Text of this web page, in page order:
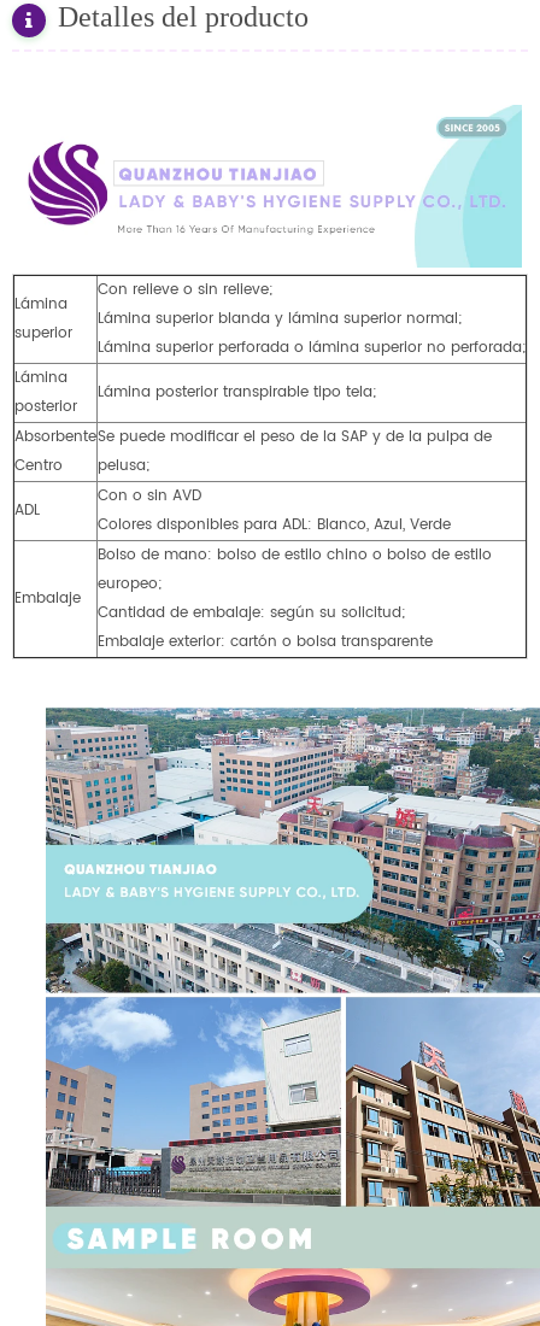
Detalles del producto
Lámina
superior
Con relieve o sin relieve;
Lámina superior blanda y lámina superior normal;
Lámina superior perforada o lámina superior no perforada;
Lámina
posterior
Lámina posterior transpirable tipo tela;
Absorbente
Centro
Se puede modificar el peso de la SAP y de la pulpa de
pelusa;
ADL
Con o sin AVD
Colores disponibles para ADL: Blanco, Azul, Verde
Embalaje
Bolso de mano: bolso de estilo chino o bolso de estilo
europeo;
Cantidad de embalaje: según su solicitud;
Embalaje exterior: cartón o bolsa transparente